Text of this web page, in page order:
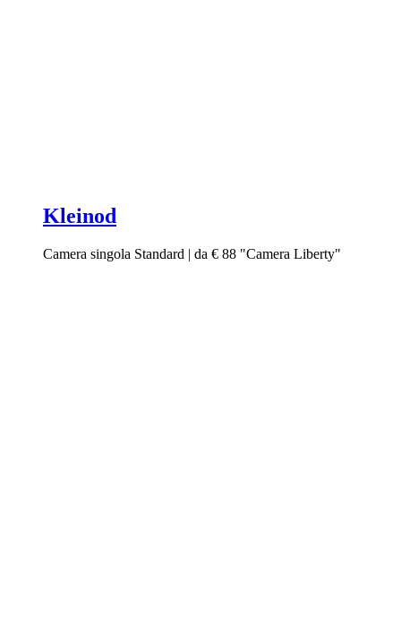
Kleinod
Camera singola Standard | da € 88 "Camera Liberty"